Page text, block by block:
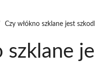
Czy włókno szklane jest
szklane